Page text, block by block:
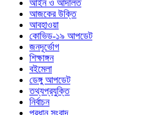
আইন ও আদালত
আজকের উক্তি
আবহাওয়া
কোভিড-১৯ আপডেট
জনদূর্ভোগ
শিক্ষাঙ্গন
বইমেলা
ডেঙ্গু আপডেট
তথ্যপ্রযুক্তি
নির্বাচন
প্রধান সংবাদ